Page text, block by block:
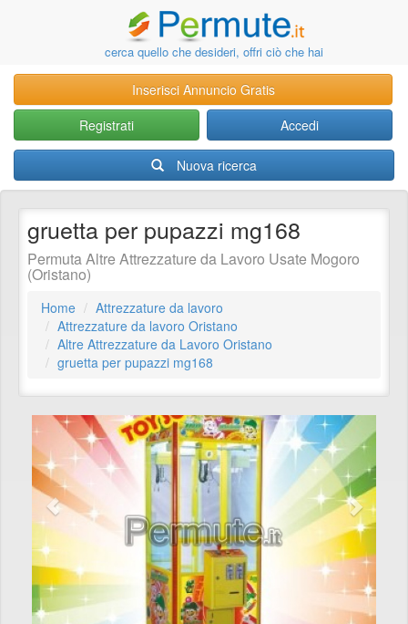
cerca quello che desideri, offri ciò che hai
Inserisci Annuncio Gratis
Registrati
Accedi
Nuova ricerca
gruetta per pupazzi mg168
Permuta Altre Attrezzature da Lavoro Usate Mogoro
(Oristano)
Home
Attrezzature da lavoro
Attrezzature da lavoro Oristano
Altre Attrezzature da Lavoro Oristano
gruetta per pupazzi mg168